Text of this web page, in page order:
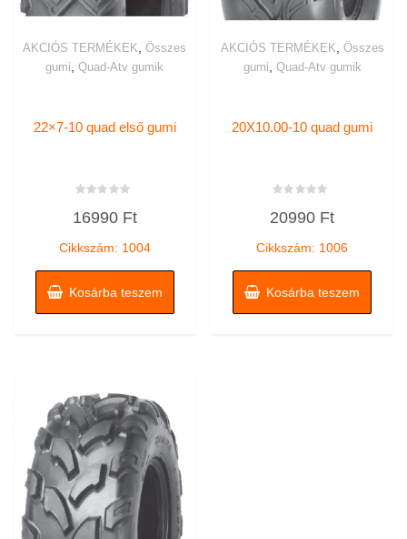
AKCIÓS TERMÉKEK,Összes
gumi,Quad-Atv gumik
22×7-10 quad első gumi
0
16990 Ft
Cikkszám: 1004
Kosárba teszem
AKCIÓS TERMÉKEK, Összes
gumi, Quad-Atv gumik
20X10.00-10 quad gumi
0
20990 Ft
Cikkszám: 1006
Kosárba teszem